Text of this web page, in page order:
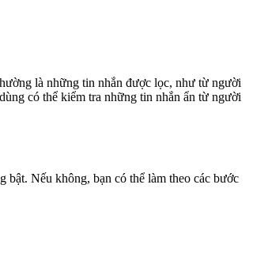
là những tin nhắn được lọc, như từ người
có thể kiểm tra những tin nhắn ẩn từ người
bật. Nếu không, bạn có thể làm theo các bước